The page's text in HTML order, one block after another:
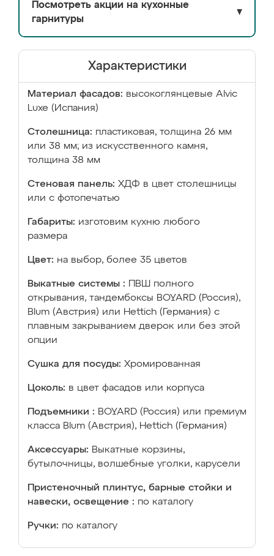
Посмотреть акции на кухонные
гарнитуры
▼
Характеристики
Материал фасадов: высокоглянцевые Аlvic
Luxe (Испания)
Столешница: пластиковая, толщина 26 мм
или 38 мм; из искусственного камня,
толщина 38 мм
Стеновая панель: ХДФ в цвет столешницы
или с фотопечатью
Габариты: изготовим кухню любого
размера
Цвет: на выбор, более 35 цветов
Выкатные системы :
ПВШ полного
открывания, тандембоксы BOYARD (Россия),
Blum (Австрия) или Hettich (Германия) с
плавным закрыванием дверок или без этой
опции
Сушка для посуды: Хромированная
Цоколь: в цвет фасадов или корпуса
Подъемники : BOYARD (Россия) или премиум
класса Blum (Австрия), Hettich (Германия)
Аксессуары: Выкатные корзины,
бутылочницы, волшебные уголки, карусели
Пристеночный плинтус, барные стойки и
навески, освещение : по каталогу
Ручки: по каталогу